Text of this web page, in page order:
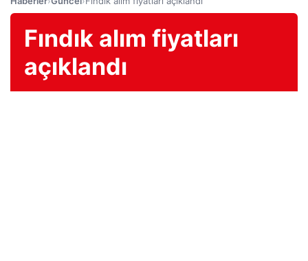
Fındık alım fiyatları
açıklandı